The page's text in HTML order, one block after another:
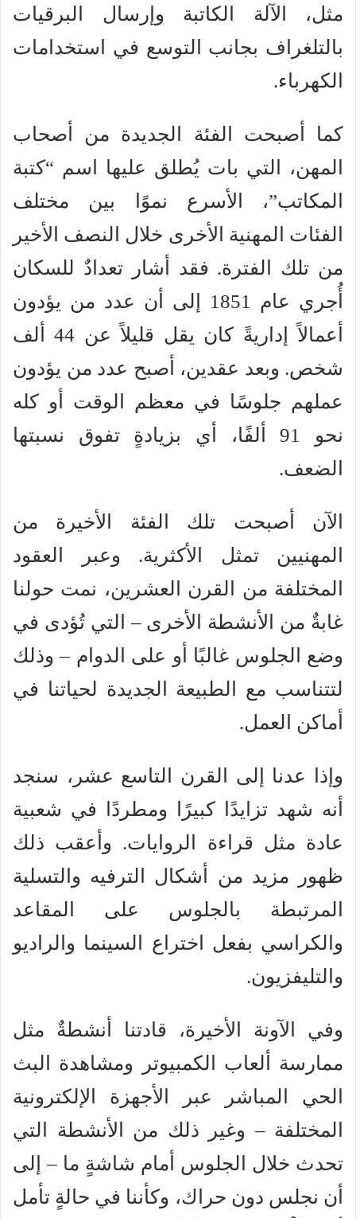
مثل، الآلة الكاتبة وإرسال البرقيات
بالتلغراف بجانب التوسع في استخدامات
الكهرباء.
كما أصبحت الفئة الجديدة من أصحاب
المهن، التي بات يُطلق عليها اسم “كتبة
المكاتب”، الأسرع نموًا بين مختلف
الفئات المهنية الأخرى خلال النصف الأخير
من تلك الفترة. فقد أشار تعدادٌ للسكان
أُجري عام 1851 إلى أن عدد من يؤدون
أعمالاً إداريةً كان يقل قليلاً عن 44 ألف
شخص. وبعد عقدين، أصبح عدد من يؤدون
عملهم جلوسًا في معظم الوقت أو كله
نحو 91 ألفًا، أي بزيادةٍ تفوق نسبتها
الضعف.
الآن أصبحت تلك الفئة الأخيرة من
المهنيين تمثل الأكثرية. وعبر العقود
المختلفة من القرن العشرين، نمت حولنا
غابةٌ من الأنشطة الأخرى – التي تُؤدى في
وضع الجلوس غالبًا أو على الدوام – وذلك
لتتناسب مع الطبيعة الجديدة لحياتنا في
أماكن العمل.
وإذا عدنا إلى القرن التاسع عشر، سنجد
أنه شهد تزايدًا كبيرًا ومطردًا في شعبية
عادة مثل قراءة الروايات. وأعقب ذلك
ظهور مزيد من أشكال الترفيه والتسلية
المرتبطة بالجلوس على المقاعد
والكراسي بفعل اختراع السينما والراديو
والتليفزيون.
وفي الآونة الأخيرة، قادتنا أنشطةٌ مثل
ممارسة ألعاب الكمبيوتر ومشاهدة البث
الحي المباشر عبر الأجهزة الإلكترونية
المختلفة – وغير ذلك من الأنشطة التي
تحدث خلال الجلوس أمام شاشةٍ ما – إلى
أن نجلس دون حراك، وكأننا في حالةٍ تأمل